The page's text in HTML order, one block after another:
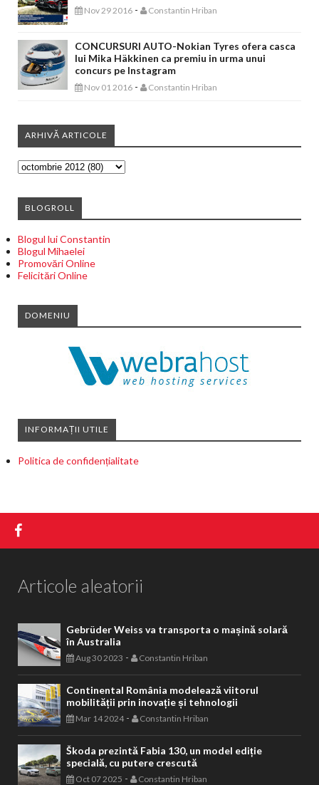
Nov 29 2016 - Constantin Hriban
CONCURSURI AUTO-Nokian Tyres ofera casca
lui Mika Häkkinen ca premiu in urma unui
concurs pe Instagram
Nov 01 2016 - Constantin Hriban
ARHIVĂ ARTICOLE
BLOGROLL
Blogul lui Constantin
Blogul Mihaelei
Promovări Online
Felicitări Online
DOMENIU
INFORMAȚII UTILE
Politica de confidențialitate
Articole aleatorii
Gebrüder Weiss va transporta o mașină solară
în Australia
Aug 30 2023 - Constantin Hriban
Continental România modelează viitorul
mobilității prin inovație și tehnologii
Mar 14 2024- Constantin Hriban
Škoda prezintă Fabia 130, un model ediție
specială, cu putere crescută
Oct 07 2025 - Constantin Hriban